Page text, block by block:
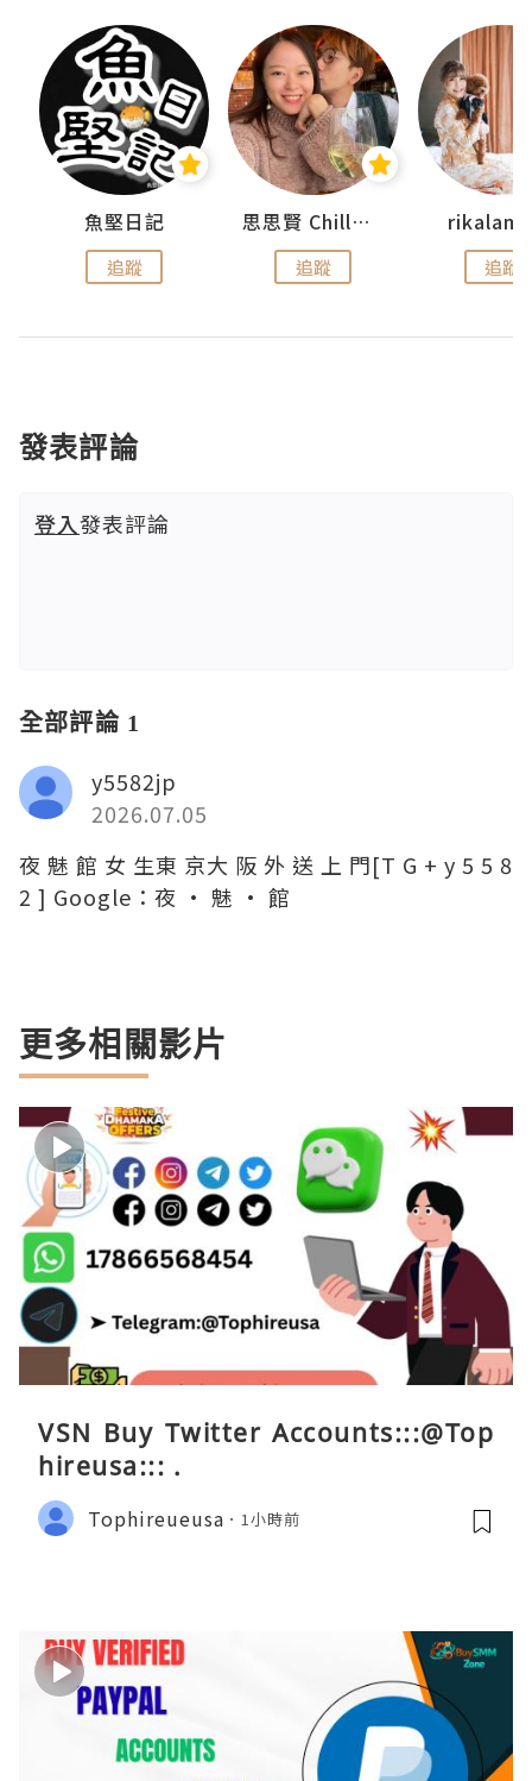
魚堅日記
追蹤
思思賢 ChillMyBabe
追蹤 追蹤
發表評論
登入發表評論
全部評論 1
y5582jp
2026.07.05
夜 魅 館 女 生東 京大 阪 外 送 上 門[T G + y 5 5 8
2 ] Google：夜 · 魅 · 館
更多相關影片
VSN Buy Twitter Accounts:::@Top
hireusa::: .
Tophireueusa 1小時前